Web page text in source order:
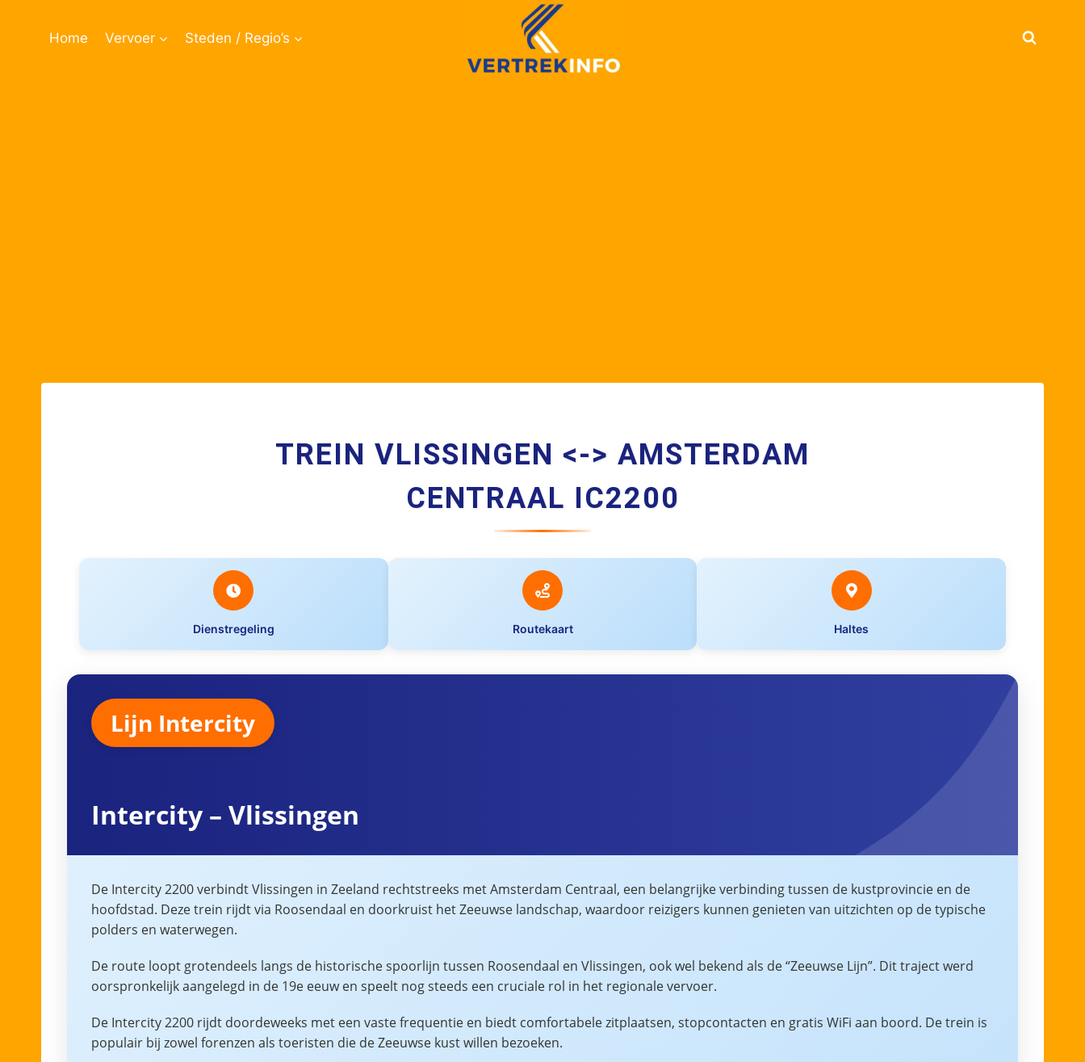
Home Vervoer Steden / Regio’s
TREIN VLISSINGEN <-> AMSTERDAM
CENTRAAL IC2200
Dienstregeling Routekaart Haltes
Lijn Intercity
Intercity – Vlissingen
De Intercity 2200 verbindt Vlissingen in Zeeland rechtstreeks met Amsterdam Centraal, een belangrijke verbinding tussen de kustprovincie en de
hoofdstad. Deze trein rijdt via Roosendaal en doorkruist het Zeeuwse landschap, waardoor reizigers kunnen genieten van uitzichten op de typische
polders en waterwegen.
De route loopt grotendeels langs de historische spoorlijn tussen Roosendaal en Vlissingen, ook wel bekend als de “Zeeuwse Lijn”. Dit traject werd
oorspronkelijk aangelegd in de 19e eeuw en speelt nog steeds een cruciale rol in het regionale vervoer.
De Intercity 2200 rijdt doordeweeks met een vaste frequentie en biedt comfortabele zitplaatsen, stopcontacten en gratis WiFi aan boord. De trein is
populair bij zowel forenzen als toeristen die de Zeeuwse kust willen bezoeken.